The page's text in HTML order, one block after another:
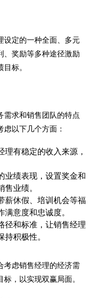
设定的一种全面、多元
、奖励等多种途径激励
标。
需求和销售团队的特点
以下几个方面：
理有稳定的收入来源，
业绩表现，设置奖金和
业绩。
薪休假、培训机会等福
意度和忠诚度。
径和标准，让销售经理
积极性。
考虑销售经理的经济需
，以实现双赢局面。